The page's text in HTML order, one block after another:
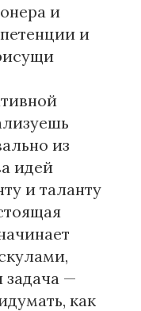
и
и
из
идей
и таланту
задача —
как